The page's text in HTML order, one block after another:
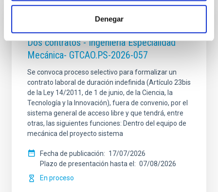
Denegar
Dos contratos - Ingeniería Especialidad
Mecánica- GTCAO.PS-2026-057
Se convoca proceso selectivo para formalizar un
contrato laboral de duración indefinida (Artículo 23bis
de la Ley 14/2011, de 1 de junio, de la Ciencia, la
Tecnología y la Innovación), fuera de convenio, por el
sistema general de acceso libre y que tendrá, entre
otras, las siguientes funciones: Dentro del equipo de
mecánica del proyecto sistema
Fecha de publicación
17/07/2026
Plazo de presentación hasta el
07/08/2026
En proceso